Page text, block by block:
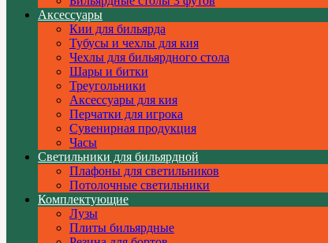
Аксессуары
Кии для бильярда
Тубусы и чехлы для кия
Чехлы для бильярдного стола
Шары и битки
Треугольники
Аксессуары для кия
Перчатки для игрока
Сувенирная продукция
Часы
Светильники для бильярдной
Плафоны для светильников
Потолочные светильники
Комплектующие
Лузы
Плиты бильярдные